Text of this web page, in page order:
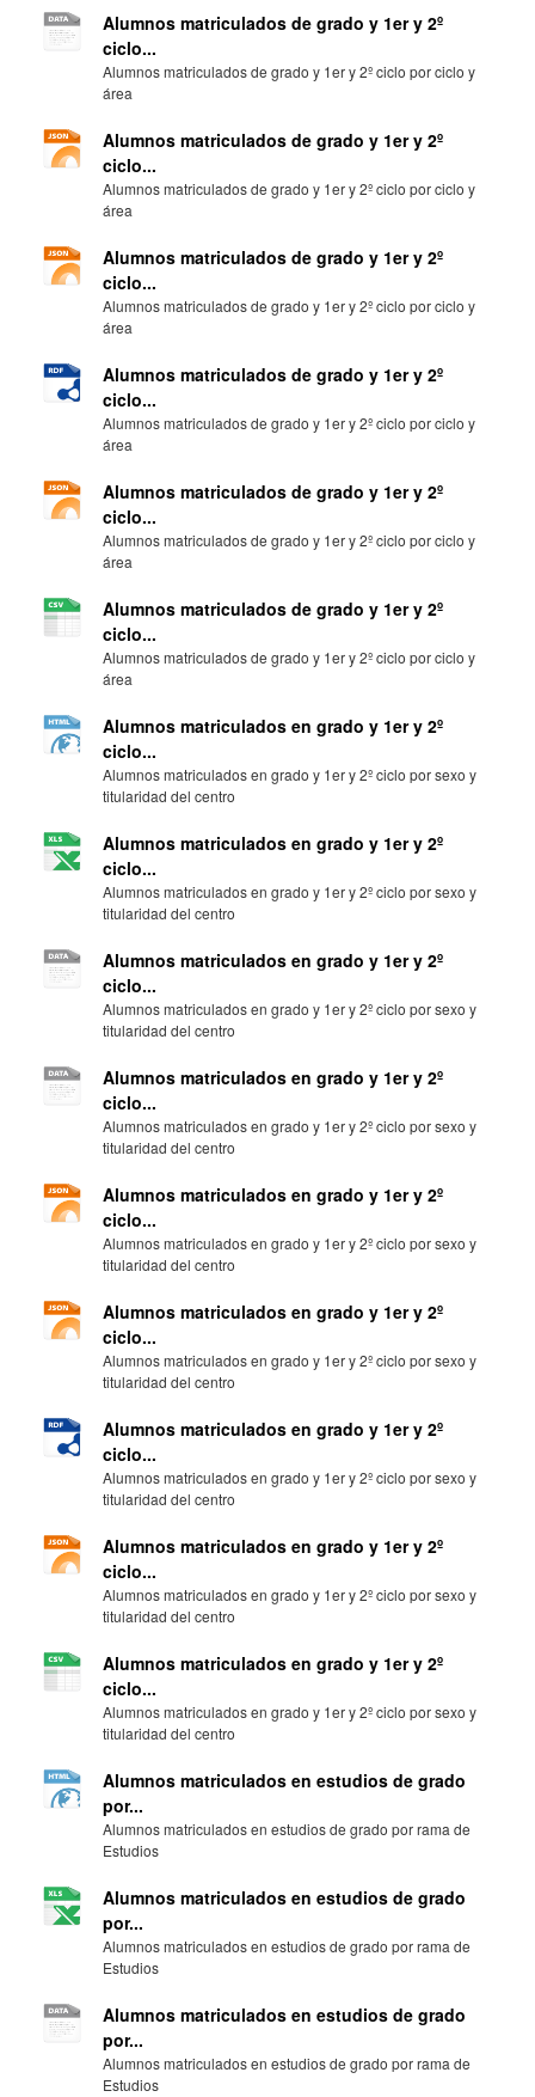
Alumnos matriculados de grado y 1er y 2º
ciclo...
Alumnos matriculados de grado y 1er y 2º ciclo por ciclo y
área
Alumnos matriculados de grado y 1er y 2º
ciclo...
Alumnos matriculados de grado y 1er y 2º ciclo por ciclo y
área
Alumnos matriculados de grado y 1er y 2º
ciclo...
Alumnos matriculados de grado y 1er y 2º ciclo por ciclo y
área
Alumnos matriculados de grado y 1er y 2º
ciclo...
Alumnos matriculados de grado y 1er y 2º ciclo por ciclo y
área
Alumnos matriculados de grado y 1er y 2º
ciclo...
Alumnos matriculados de grado y 1er y 2º ciclo por ciclo y
área
Alumnos matriculados de grado y 1er y 2º
ciclo...
Alumnos matriculados de grado y 1er y 2º ciclo por ciclo y
área
Alumnos matriculados en grado y 1er y 2º
ciclo...
Alumnos matriculados en grado y 1er y 2º ciclo por sexo y
titularidad del centro
Alumnos matriculados en grado y 1er y 2º
ciclo...
Alumnos matriculados en grado y 1er y 2º ciclo por sexo y
titularidad del centro
Alumnos matriculados en grado y 1er y 2º
ciclo...
Alumnos matriculados en grado y 1er y 2º ciclo por sexo y
titularidad del centro
Alumnos matriculados en grado y 1er y 2º
ciclo...
Alumnos matriculados en grado y 1er y 2º ciclo por sexo y
titularidad del centro
Alumnos matriculados en grado y 1er y 2º
ciclo...
Alumnos matriculados en grado y 1er y 2º ciclo por sexo y
titularidad del centro
Alumnos matriculados en grado y 1er y 2º
ciclo...
Alumnos matriculados en grado y 1er y 2º ciclo por sexo y
titularidad del centro
Alumnos matriculados en grado y 1er y 2º
ciclo...
Alumnos matriculados en grado y 1er y 2º ciclo por sexo y
titularidad del centro
Alumnos matriculados en grado y 1er y 2º
ciclo...
Alumnos matriculados en grado y 1er y 2º ciclo por sexo y
titularidad del centro
Alumnos matriculados en grado y 1er y 2º
ciclo...
Alumnos matriculados en grado y 1er y 2º ciclo por sexo y
titularidad del centro
Alumnos matriculados en estudios de grado
por...
Alumnos matriculados en estudios de grado por rama de
Estudios
Alumnos matriculados en estudios de grado
por...
Alumnos matriculados en estudios de grado por rama de
Estudios
Alumnos matriculados en estudios de grado
por...
Alumnos matriculados en estudios de grado por rama de
Estudios